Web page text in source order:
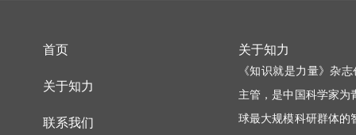
首页
关于知力
联系我们
关于知力
《知识就是力量》杂
主管，是中国科学家为
球最大规模科研群体的